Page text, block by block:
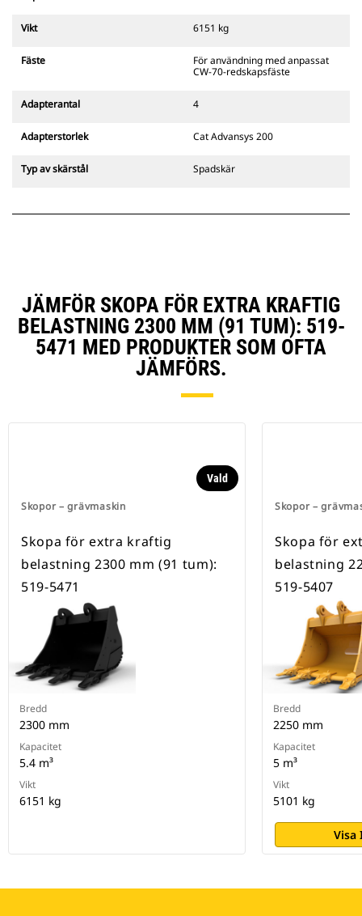
Cats pinnmonterade
med bandgående grävmaskiner
grävmaskiner. Fästen för
Tillbehör som är kompatibla med
använder det fasta
killåsningssystem som håller
grävmaskiner.
Vikt 6151 kg
Fäste
För användning med anpassat
CW-70-redskapsfäste
Adapterantal 4
Adapterstorlek Cat Advansys 200
Typ av skärstål Spadskär
JÄMFÖR SKOPA FÖR EXTRA KRAFTIG
BELASTNING 2300 MM (91 TUM): 519-
5471 MED PRODUKTER SOM OFTA
JÄMFÖRS.
Skopor – grävmaskin
Vald
Skopa för extra kraftig
belastning 2300 mm (91 tum):
519-5471
Bredd
2300 mm
Kapacitet
5.4 m³
Vikt
6151 kg
Skopor –
Skopa för
belastning
519-5407
Bredd
2250 mm
Kapacitet
5 m³
Vikt
5101 kg
Visa